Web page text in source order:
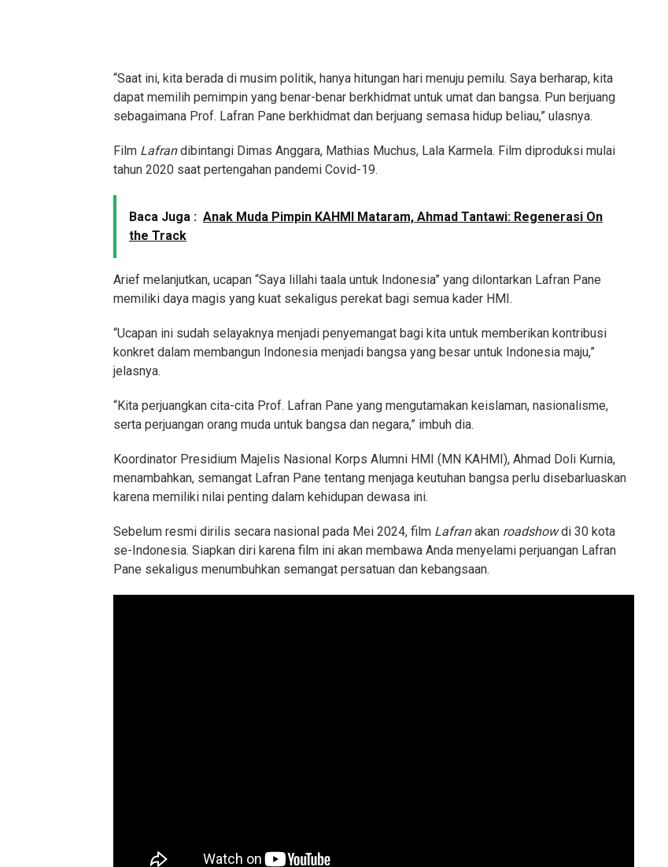
“Saat ini, kita berada di musim politik, hanya hitungan hari menuju pemilu. Saya berharap, kita
dapat memilih pemimpin yang benar-benar berkhidmat untuk umat dan bangsa. Pun berjuang
sebagaimana Prof. Lafran Pane berkhidmat dan berjuang semasa hidup beliau,” ulasnya.
Film Lafrandibintangi Dimas Anggara, Mathias Muchus, Lala Karmela. Film diproduksi mulai
tahun 2020 saat pertengahan pandemi Covid-19.
Baca Juga : Anak Muda Pimpin KAHMI Mataram, Ahmad Tantawi: Regenerasi On
the Track
Arief melanjutkan, ucapan “Saya lillahi taala untuk Indonesia” yang dilontarkan Lafran Pane
memiliki daya magis yang kuat sekaligus perekat bagi semua kader HMI.
“Ucapan ini sudah selayaknya menjadi penyemangat bagi kita untuk memberikan kontribusi
konkret dalam membangun Indonesia menjadi bangsa yang besar untuk Indonesia maju,”
jelasnya.
“Kita perjuangkan cita-cita Prof. Lafran Pane yang mengutamakan keislaman, nasionalisme,
serta perjuangan orang muda untuk bangsa dan negara,” imbuh dia.
Koordinator Presidium Majelis Nasional Korps Alumni HMI (MN KAHMI), Ahmad Doli Kurnia,
menambahkan, semangat Lafran Pane tentang menjaga keutuhan bangsa perlu disebarluaskan
karena memiliki nilai penting dalam kehidupan dewasa ini.
Sebelum resmi dirilis secara nasional pada Mei 2024, film Lafranakan roadshowdi 30 kota
se-Indonesia. Siapkan diri karena film ini akan membawa Anda menyelami perjuangan Lafran
Pane sekaligus menumbuhkan semangat persatuan dan kebangsaan.